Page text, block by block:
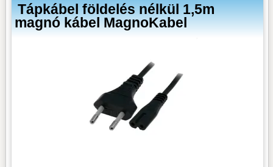
Tápkábel földelés nélkül 1,5m
magnó kábel MagnoKabel